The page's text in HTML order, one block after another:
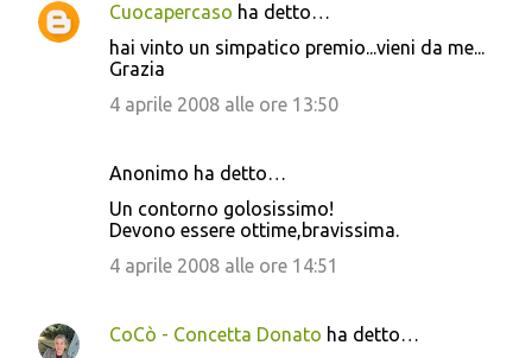
Cuocapercaso ha detto…
hai vinto un simpatico premio...vieni da me...
Grazia
4 aprile 2008 alle ore 13:50
Anonimo ha detto…
Un contorno golosissimo!
Devono essere ottime,bravissima.
4 aprile 2008 alle ore 14:51
CoCò - Concetta Donato ha detto…